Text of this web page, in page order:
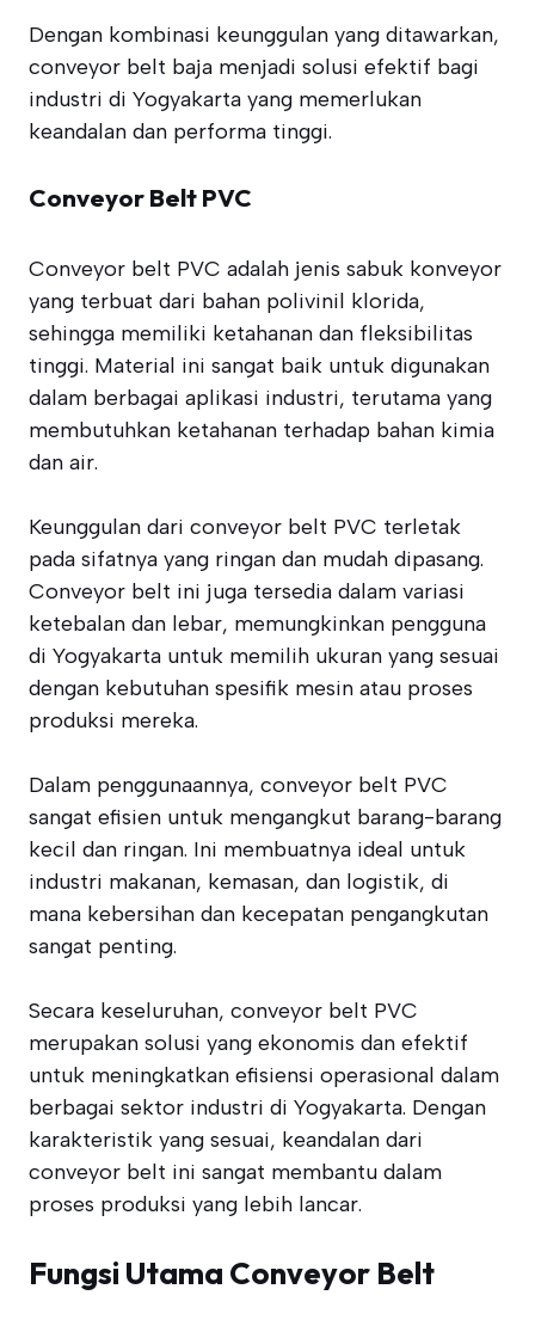
Dengan kombinasi keunggulan yang ditawarkan,
conveyor belt baja menjadi solusi efektif bagi
industri di Yogyakarta yang memerlukan
keandalan dan performa tinggi.
Conveyor Belt PVC
Conveyor belt PVC adalah jenis sabuk konveyor
yang terbuat dari bahan polivinil klorida,
sehingga memiliki ketahanan dan fleksibilitas
tinggi. Material ini sangat baik untuk digunakan
dalam berbagai aplikasi industri, terutama yang
membutuhkan ketahanan terhadap bahan kimia
dan air.
Keunggulan dari conveyor belt PVC terletak
pada sifatnya yang ringan dan mudah dipasang.
Conveyor belt ini juga tersedia dalam variasi
ketebalan dan lebar, memungkinkan pengguna
di Yogyakarta untuk memilih ukuran yang sesuai
dengan kebutuhan spesifik mesin atau proses
produksi mereka.
Dalam penggunaannya, conveyor belt PVC
sangat efisien untuk mengangkut barang-barang
kecil dan ringan. Ini membuatnya ideal untuk
industri makanan, kemasan, dan logistik, di
mana kebersihan dan kecepatan pengangkutan
sangat penting.
Secara keseluruhan, conveyor belt PVC
merupakan solusi yang ekonomis dan efektif
untuk meningkatkan efisiensi operasional dalam
berbagai sektor industri di Yogyakarta. Dengan
karakteristik yang sesuai, keandalan dari
conveyor belt ini sangat membantu dalam
proses produksi yang lebih lancar.
Fungsi Utama Conveyor Belt